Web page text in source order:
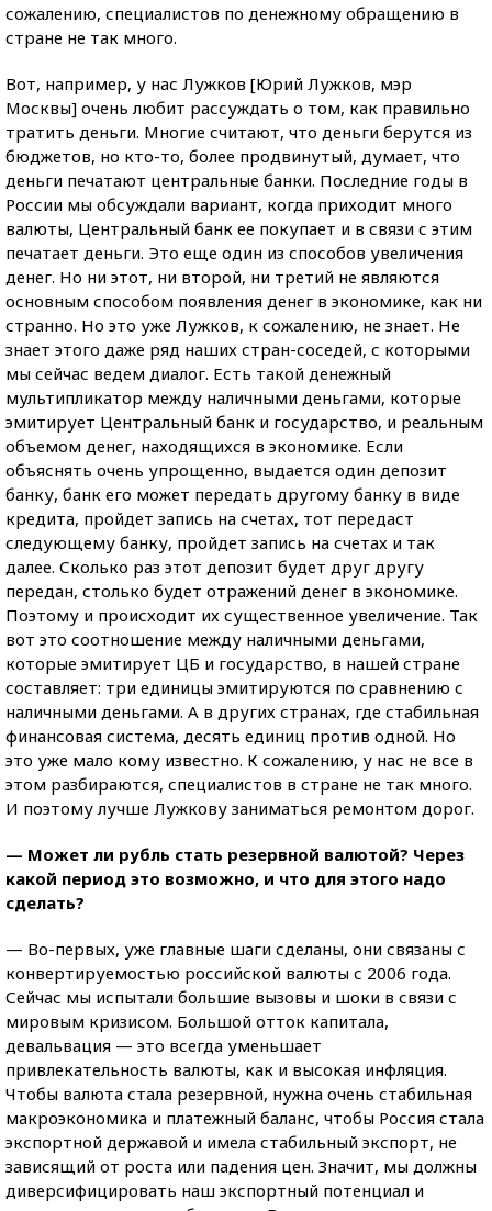
сожалению, специалистов по денежному обращению в
стране не так много.
Вот, например, у нас Лужков [Юрий Лужков, мэр
Москвы] очень любит рассуждать о том, как правильно
тратить деньги. Многие считают, что деньги берутся из
бюджетов, но кто-то, более продвинутый, думает, что
деньги печатают центральные банки. Последние годы в
России мы обсуждали вариант, когда приходит много
валюты, Центральный банк ее покупает и в связи с этим
печатает деньги. Это еще один из способов увеличения
денег. Но ни этот, ни второй, ни третий не являются
основным способом появления денег в экономике, как ни
странно. Но это уже Лужков, к сожалению, не знает. Не
знает этого даже ряд наших стран-соседей, с которыми
мы сейчас ведем диалог. Есть такой денежный
мультипликатор между наличными деньгами, которые
эмитирует Центральный банк и государство, и реальным
объемом денег, находящихся в экономике. Если
объяснять очень упрощенно, выдается один депозит
банку, банк его может передать другому банку в виде
кредита, пройдет запись на счетах, тот передаст
следующему банку, пройдет запись на счетах и так
далее. Сколько раз этот депозит будет друг другу
передан, столько будет отражений денег в экономике.
Поэтому и происходит их существенное увеличение. Так
вот это соотношение между наличными деньгами,
которые эмитирует ЦБ и государство, в нашей стране
составляет: три единицы эмитируются по сравнению с
наличными деньгами. А в других странах, где стабильная
финансовая система, десять единиц против одной. Но
это уже мало кому известно. К сожалению, у нас не все в
этом разбираются, специалистов в стране не так много.
И поэтому лучше Лужкову заниматься ремонтом дорог.
— Может ли рубль стать резервной валютой? Через
какой период это возможно, и что для этого надо
сделать?
— Во-первых, уже главные шаги сделаны, они связаны с
конвертируемостью российской валюты с 2006 года.
Сейчас мы испытали большие вызовы и шоки в связи с
мировым кризисом. Большой отток капитала,
девальвация — это всегда уменьшает
привлекательность валюты, как и высокая инфляция.
Чтобы валюта стала резервной, нужна очень стабильная
макроэкономика и платежный баланс, чтобы Россия стала
экспортной державой и имела стабильный экспорт, не
зависящий от роста или падения цен. Значит, мы должны
диверсифицировать наш экспортный потенциал и